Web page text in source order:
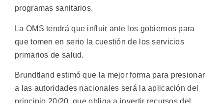
programas sanitarios.
La OMS tendrá que influir ante los gobiernos para
que tomen en serio la cuestión de los servicios
primarios de salud.
Brundtland estimó que la mejor forma para presionar
a las autoridades nacionales será la aplicación del